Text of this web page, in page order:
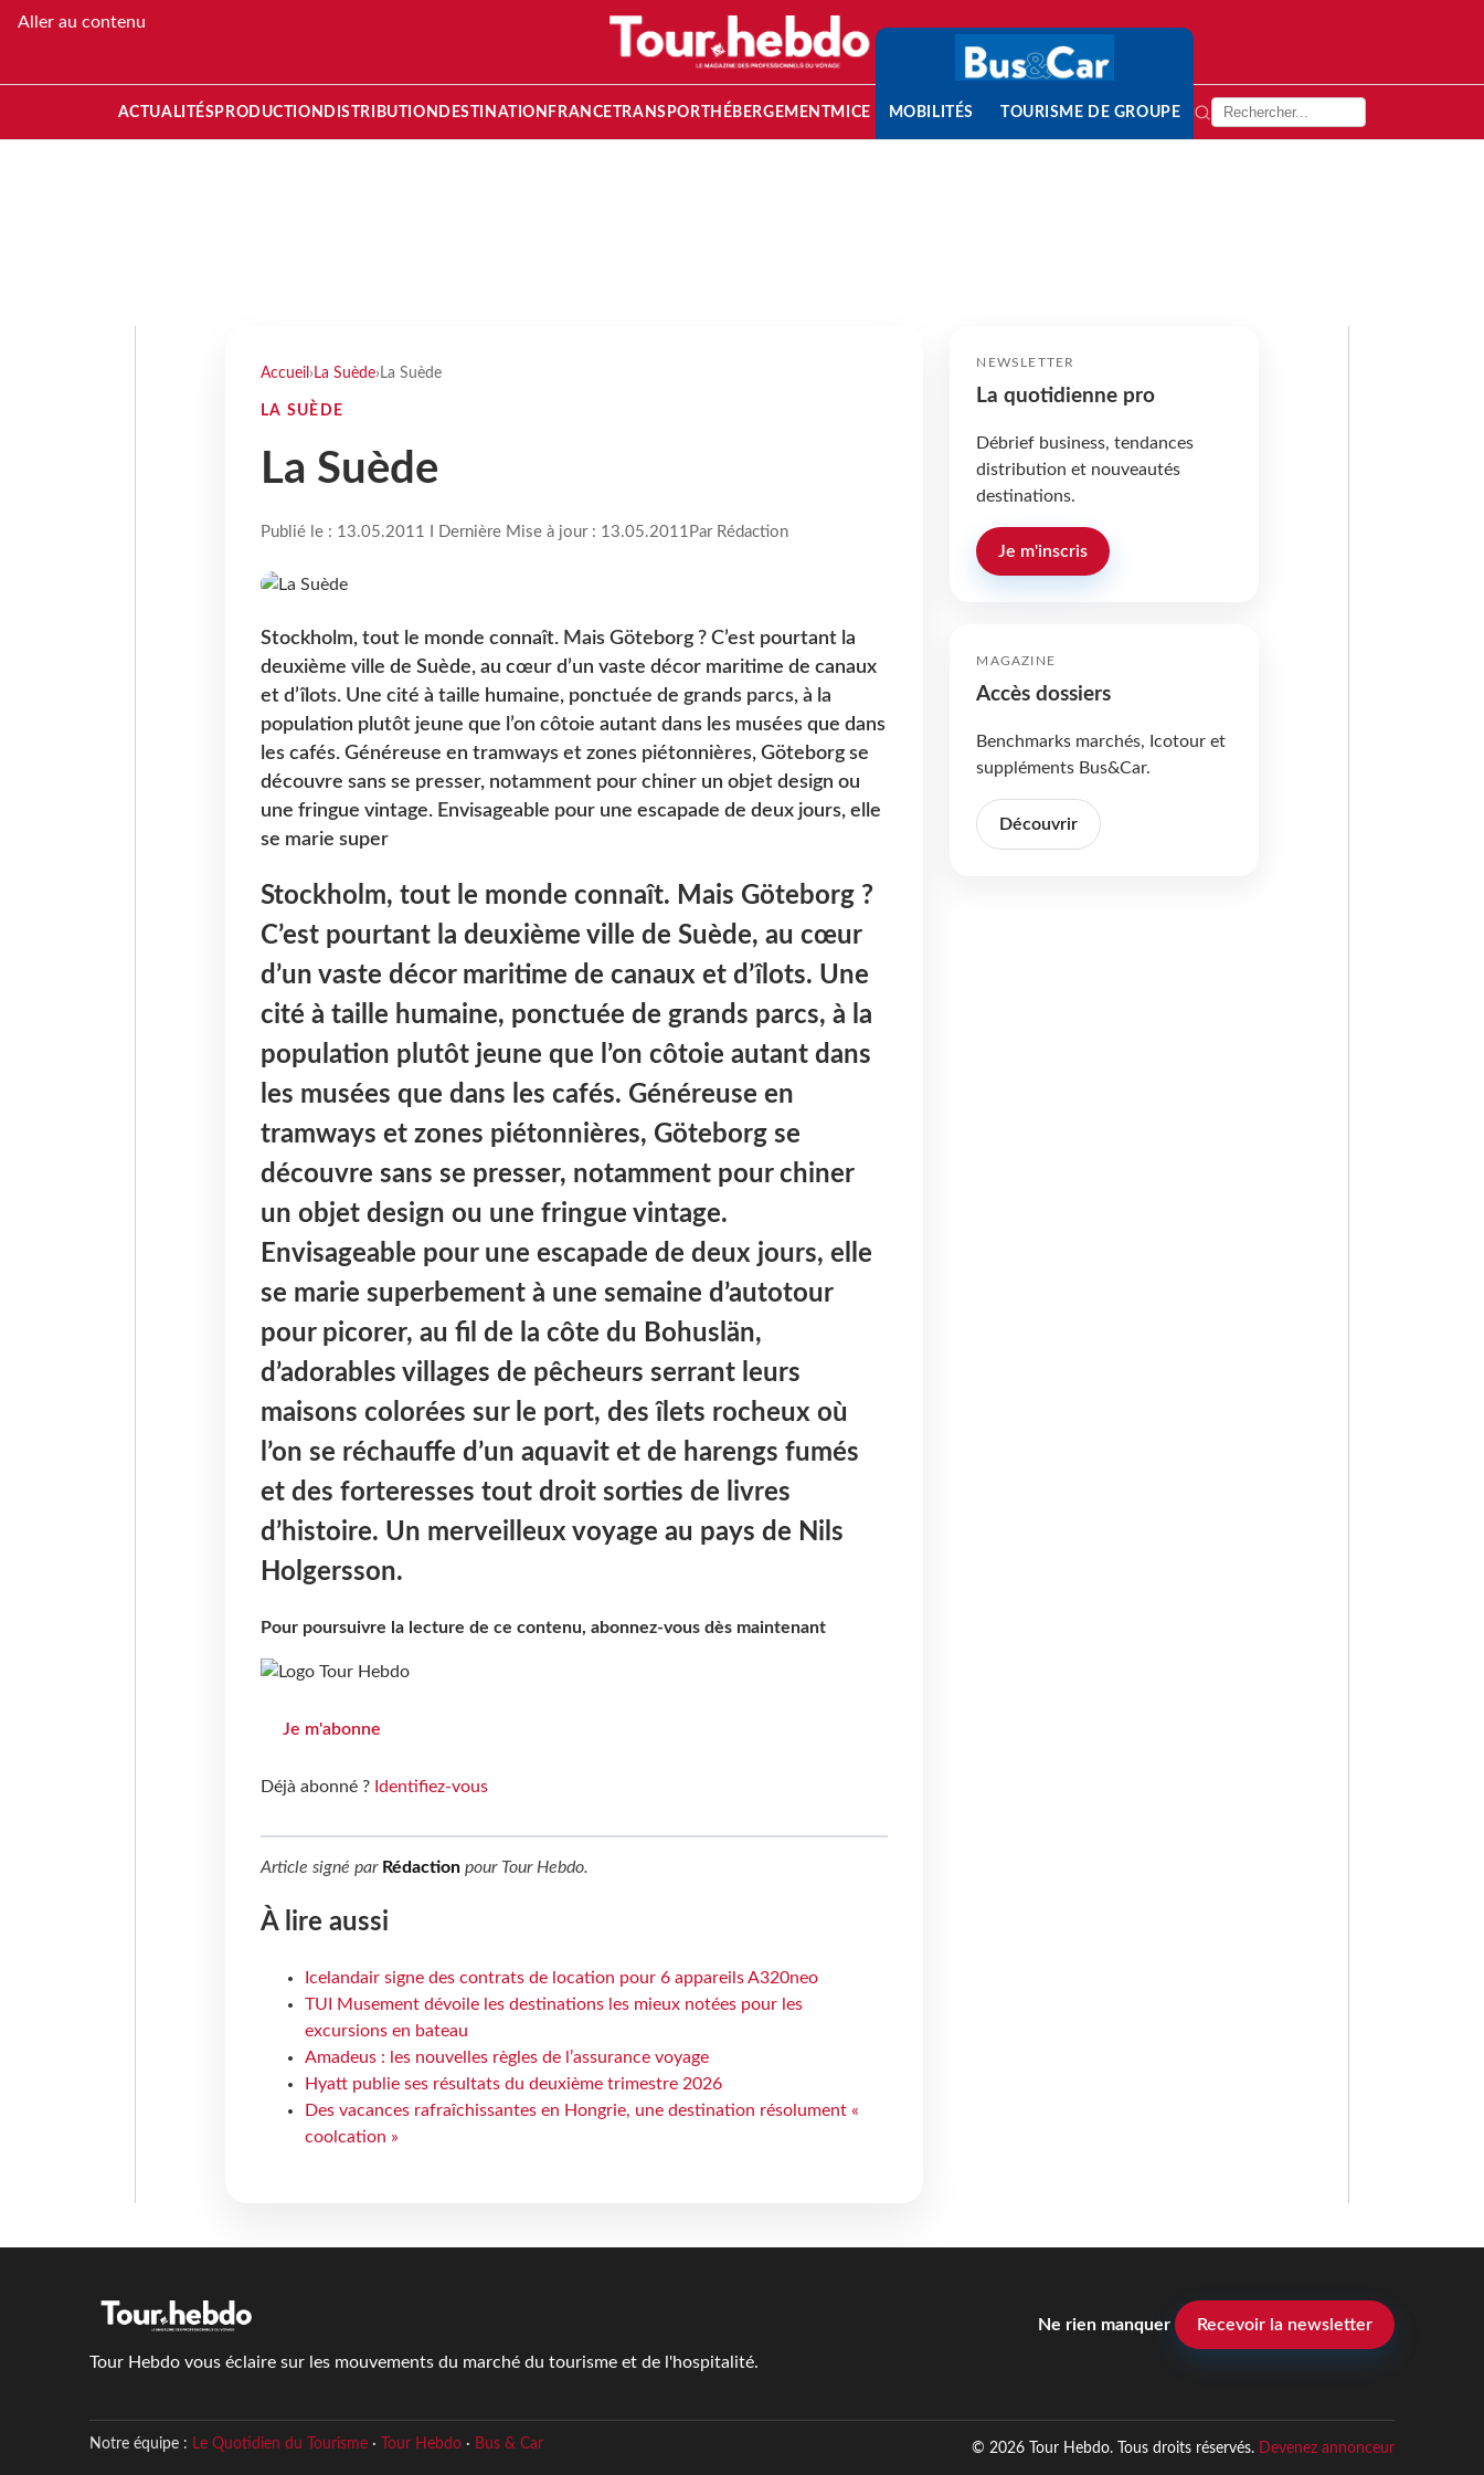
Aller au contenu
ACTUALITÉS PRODUCTION DISTRIBUTION DESTINATION FRANCETRANSPORT HÉBERGEMENTMICE MOBILITÉS TOURISME DE GROUPE
Accueil › La Suède› La Suède
LA SUÈDE
La Suède
Publié le : 13.05.2011 I Dernière Mise à jour : 13.05.2011 Par Rédaction
Stockholm, tout le monde connaît. Mais Göteborg ? C’est pourtant la
deuxième ville de Suède, au cœur d’un vaste décor maritime de canaux
et d’îlots. Une cité à taille humaine, ponctuée de grands parcs, à la
population plutôt jeune que l’on côtoie autant dans les musées que dans
les cafés. Généreuse en tramways et zones piétonnières, Göteborg se
découvre sans se presser, notamment pour chiner un objet design ou
une fringue vintage. Envisageable pour une escapade de deux jours, elle
se marie super
Stockholm, tout le monde connaît. Mais Göteborg ?
C’est pourtant la deuxième ville de Suède, au cœur
d’un vaste décor maritime de canaux et d’îlots. Une
cité à taille humaine, ponctuée de grands parcs, à la
population plutôt jeune que l’on côtoie autant dans
les musées que dans les cafés. Généreuse en
tramways et zones piétonnières, Göteborg se
découvre sans se presser, notamment pour chiner
un objet design ou une fringue vintage.
Envisageable pour une escapade de deux jours, elle
se marie superbement à une semaine d’autotour
pour picorer, au fil de la côte du Bohuslän,
d’adorables villages de pêcheurs serrant leurs
maisons colorées sur le port, des îlets rocheux où
l’on se réchauffe d’un aquavit et de harengs fumés
et des forteresses tout droit sorties de livres
d’histoire. Un merveilleux voyage au pays de Nils
Holgersson.
Pour poursuivre la lecture de ce contenu, abonnez-vous dès maintenant
Je m'abonne
Déjà abonné ? Identifiez-vous
Article signé par Rédactionpour Tour Hebdo.
À lire aussi
Icelandair signe des contrats de location pour 6 appareils A320neo
TUI Musement dévoile les destinations les mieux notées pour les
excursions en bateau
Amadeus : les nouvelles règles de l’assurance voyage
Hyatt publie ses résultats du deuxième trimestre 2026
Des vacances rafraîchissantes en Hongrie, une destination résolument «
coolcation »
NEWSLETTER
La quotidienne pro
Débrief business, tendances
distribution et nouveautés
destinations.
Je m'inscris
MAGAZINE
Accès dossiers
Benchmarks marchés, Icotour et
suppléments Bus&Car.
Découvrir
Tour Hebdo vous éclaire sur les mouvements du marché du tourisme et de l'hospitalité.
Ne rien manquer Recevoir la newsletter
Notre équipe : Le Quotidien du Tourisme· Tour Hebdo· Bus & Car © 2026 Tour Hebdo. Tous droits réservés. Devenez annonceur